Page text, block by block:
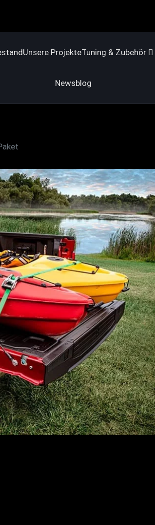
Unsere ProjekteTuning & Zubehör
Newsblog